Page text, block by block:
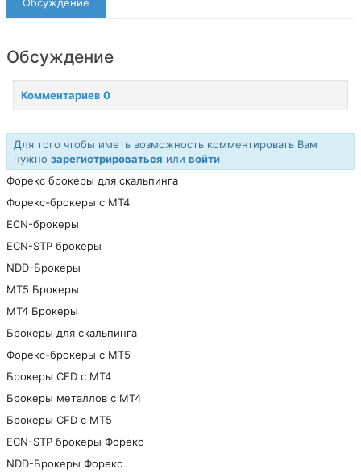
Обсуждение
Комментариев 0
Для того чтобы иметь возможность комментировать Вам
нужно зарегистрироваться или войти
Форекс брокеры для скальпинга
Форекс-брокеры с MT4
ECN-брокеры
ECN-STP брокеры
NDD-Брокеры
МТ5 Брокеры
МТ4 Брокеры
Брокеры для скальпинга
Форекс-брокеры с MT5
Брокеры CFD с МТ4
Брокеры металлов с МТ4
Брокеры CFD с МТ5
ECN-STP брокеры Форекс
NDD-Брокеры Форекс